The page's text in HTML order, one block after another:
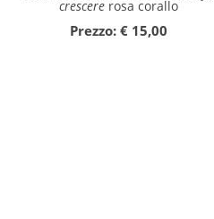
crescererosa corallo
Prezzo: € 15,00